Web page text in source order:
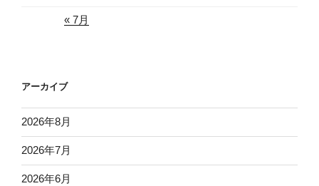
« 7月
アーカイブ
2026年8月
2026年7月
2026年6月